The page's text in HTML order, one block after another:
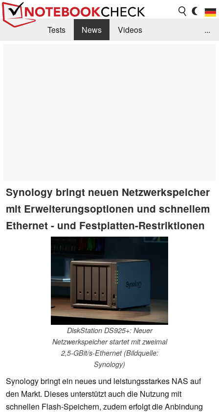
Tests News
Videos
...
Synology bringt neuen Netzwerkspeicher
mit Erweiterungsoptionen und schnellem
Ethernet - und Festplatten-Restriktionen
DiskStation DS925+: Neuer
Netzwerkspeicher startet mit zweimal
2,5-GBit/s-Ethernet (Bildquelle:
Synology)
Synology bringt ein neues und leistungsstarkes NAS auf
den Markt. Dieses unterstützt auch die Nutzung mit
schnellen Flash-Speichern, zudem erfolgt die Anbindung